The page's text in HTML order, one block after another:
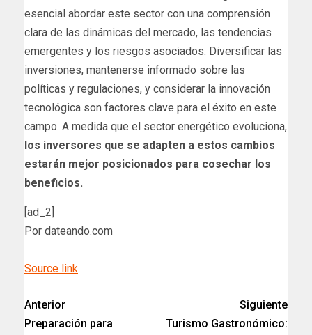
esencial abordar este sector con una comprensión
clara de las dinámicas del mercado, las tendencias
emergentes y los riesgos asociados. Diversificar las
inversiones, mantenerse informado sobre las
políticas y regulaciones, y considerar la innovación
tecnológica son factores clave para el éxito en este
campo. A medida que el sector energético evoluciona,
los inversores que se adapten a estos cambios
estarán mejor posicionados para cosechar los
beneficios.
[ad_2]
Por dateando.com
Source link
Anterior
Preparación para
Siguiente
Turismo Gastronómico: